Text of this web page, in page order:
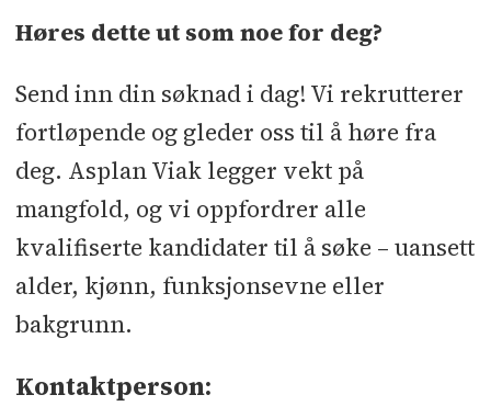
Høres dette ut som noe for deg?
Send inn din søknad i dag! Vi rekrutterer
fortløpende og gleder oss til å høre fra
deg. Asplan Viak legger vekt på
mangfold, og vi oppfordrer alle
kvalifiserte kandidater til å søke – uansett
alder, kjønn, funksjonsevne eller
bakgrunn.
Kontaktperson: